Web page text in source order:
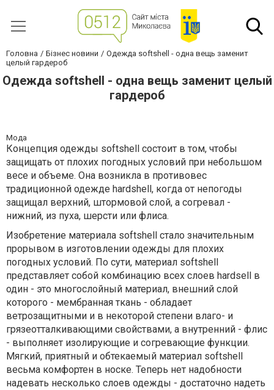
Головна Бізнес новини
Одежда softshell - одна вещь заменит
целый гардероб
Одежда softshell - одна вещь заменит целый
гардероб
Мода
Концепция одежды softshell состоит в том, чтобы
защищать от плохих погодных условий при небольшом
весе и объеме. Она возникла в противовес
традиционной одежде hardshell, когда от непогоды
защищал верхний, штормовой слой, а согревал -
нижний, из пуха, шерсти или флиса.
Изобретение материала softshell стало значительным
прорывом в изготовлении одежды для плохих
погодных условий. По сути, материал softshell
представляет собой комбинацию всех слоев hardsell в
один - это многослойный материал, внешний слой
которого - мембранная ткань - обладает
ветрозащитными и в некоторой степени влаго- и
грязеотталкивающими свойствами, а внутренний - флис
- выполняет изолирующие и согревающие функции.
Мягкий, приятный и обтекаемый материал softshell
весьма комфортен в носке. Теперь нет надобности
надевать несколько слоев одежды - достаточно надеть